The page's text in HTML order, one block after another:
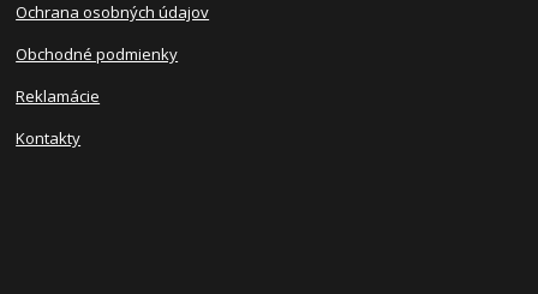
Ochrana osobných údajov
Obchodné podmienky
Reklamácie
Kontakty